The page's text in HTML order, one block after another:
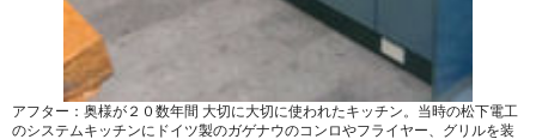
アフター：奥様が２０数年間 大切に大切に使われたキッチン。当時の松下電工
のシステムキッチンにドイツ製のガゲナウのコンロやフライヤー、グリルを装